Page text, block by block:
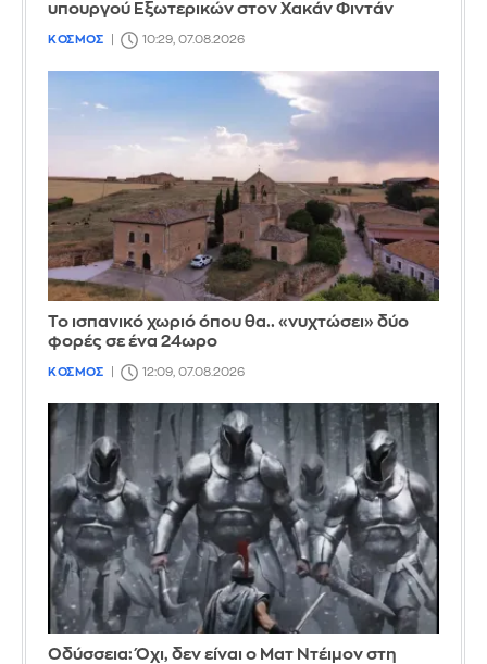
υπουργού Εξωτερικών στον Χακάν Φιντάν
ΚΟΣΜΟΣ 10:29, 07.08.2026
Το ισπανικό χωριό όπου θα.. «νυχτώσει» δύο
φορές σε ένα 24ωρο
ΚΟΣΜΟΣ 12:09, 07.08.2026
Οδύσσεια: Όχι, δεν είναι ο Ματ Ντέιμον στη